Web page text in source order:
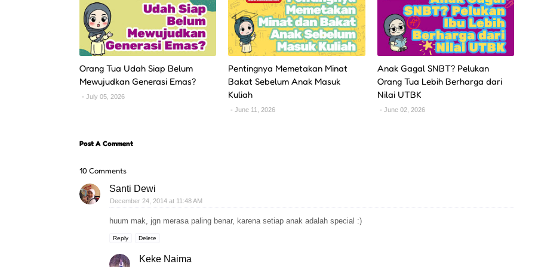
Orang Tua Udah Siap Belum
Mewujudkan Generasi Emas?
July 05, 2026
Pentingnya Memetakan Minat
Bakat Sebelum Anak Masuk
Kuliah
June 11, 2026
Anak Gagal SNBT? Pelukan
Orang Tua Lebih Berharga dari
Nilai UTBK
June 02, 2026
Post A Comment
10 Comments
Santi Dewi
December 24, 2014 at 11:48 AM
huum mak, jgn merasa paling benar, karena setiap anak adalah special :)
Reply Delete
Keke Naima